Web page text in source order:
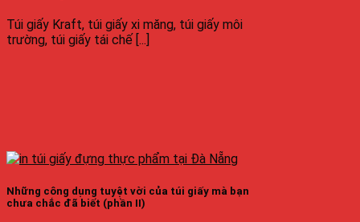
Túi giấy Kraft, túi giấy xi măng, túi giấy môi
trường, túi giấy tái chế [...]
Những công dụng tuyệt vời của túi giấy mà bạn
chưa chắc đã biết (phần II)